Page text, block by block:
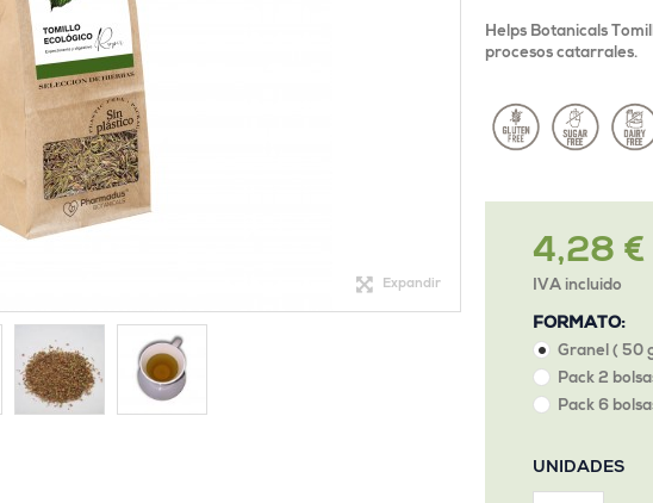
Expandir
Helps Botanicals
procesos catarrales.
4,28 €
IVA incluido
FORMATO:
Granel ( 50
Pack 2
Pack 6
UNIDADES